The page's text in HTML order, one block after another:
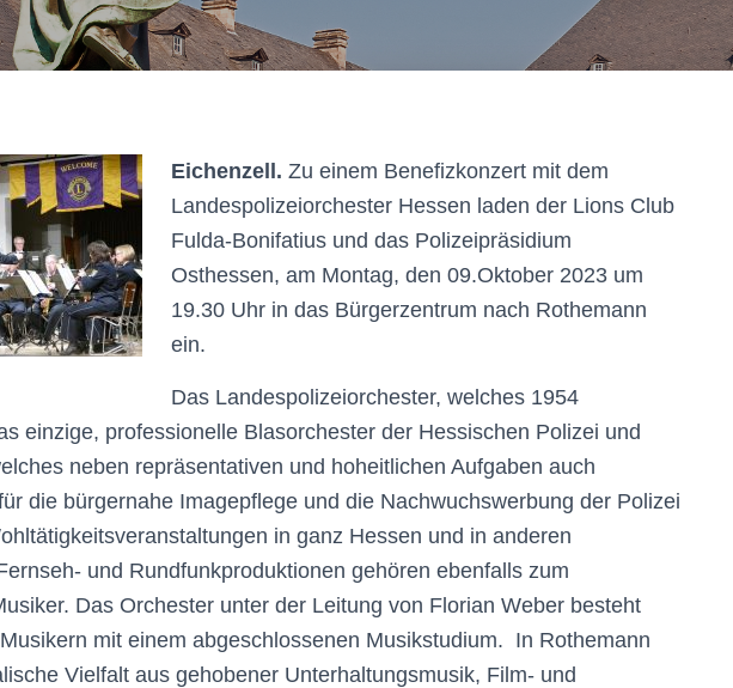
Eichenzell. Zu einem Benefizkonzert mit dem
Landespolizeiorchester Hessen laden der Lions Club
Fulda-Bonifatius und das Polizeipräsidium
Osthessen, am Montag, den 09.Oktober 2023 um
19.30 Uhr in das Bürgerzentrum nach Rothemann
ein.
Das Landespolizeiorchester, welches 1954
einzige, professionelle Blasorchester der Hessischen Polizei und
neben repräsentativen und hoheitlichen Aufgaben auch
die bürgernahe Imagepflege und die Nachwuchswerbung der Polizei
in ganz Hessen und in anderen
und Rundfunkproduktionen gehören ebenfalls zum
Das Orchester unter der Leitung von Florian Weber besteht
mit einem abgeschlossenen Musikstudium. In Rothemann
Vielfalt aus gehobener Unterhaltungsmusik, Film- und